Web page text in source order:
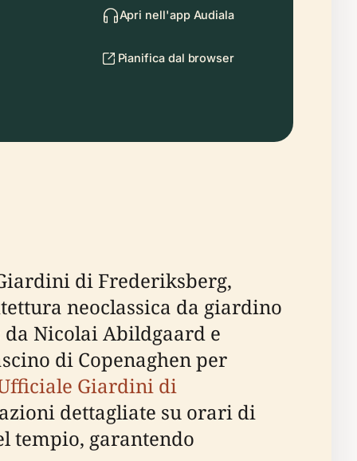
Apri nell'app Audiala
Pianifica dal browser
di Frederiksberg,
neoclassica da giardino
Nicolai Abildgaard e
di Copenaghen per
Giardini di
dettagliate su orari di
tempio, garantendo